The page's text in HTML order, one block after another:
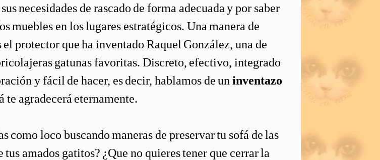
necesidades de rascado de forma adecuada y por saber
muebles en los lugares estratégicos. Una manera de
el protector que ha inventado Raquel González, una de
gatunas favoritas. Discreto, efectivo, integrado
y fácil de hacer, es decir, hablamos de un inventazo
te agradecerá eternamente.
como loco buscando maneras de preservar tu sofá de las
tus amados gatitos? ¿Que no quieres tener que cerrar la